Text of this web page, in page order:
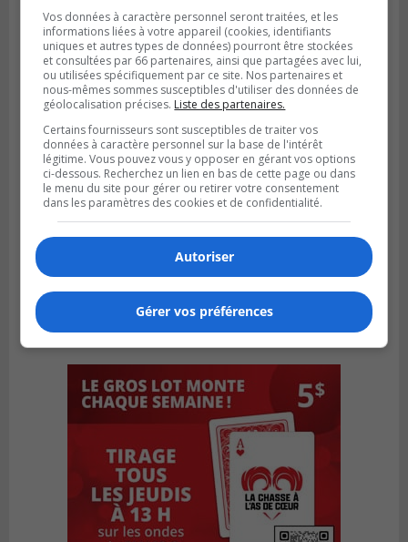
aux méga-travaux de l’hôpital Charles-
Le Moyne
Vos données à caractère personnel seront traitées, et les
informations liées à votre appareil (cookies, identifiants
uniques et autres types de données) pourront être stockées
et consultées par 66 partenaires, ainsi que partagées avec lui,
ou utilisées spécifiquement par ce site. Nos partenaires et
nous-mêmes sommes susceptibles d'utiliser des données de
géolocalisation précises. Liste des partenaires.
Certains fournisseurs sont susceptibles de traiter vos
données à caractère personnel sur la base de l'intérêt
légitime. Vous pouvez vous y opposer en gérant vos options
ci-dessous. Recherchez un lien en bas de cette page ou dans
le menu du site pour gérer ou retirer votre consentement
dans les paramètres des cookies et de confidentialité.
Autoriser
Gérer vos préférences